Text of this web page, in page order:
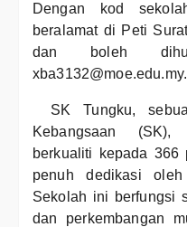
Dengan kod
beralamat di Peti
dan boleh
xba3132@moe.edu.my.
SK Tungku,
Kebangsaan (SK),
berkualiti kepada
penuh dedikasi
Sekolah ini berfungsi
dan perkembangan